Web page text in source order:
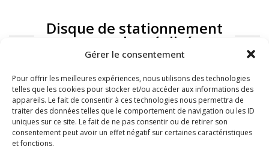
Gérer le consentement
Pour offrir les meilleures expériences, nous utilisons des technologies
telles que les cookies pour stocker et/ou accéder aux informations des
appareils. Le fait de consentir à ces technologies nous permettra de
traiter des données telles que le comportement de navigation ou les ID
uniques sur ce site. Le fait de ne pas consentir ou de retirer son
consentement peut avoir un effet négatif sur certaines caractéristiques
et fonctions.
Disque de stationnement
: exemples réalisés